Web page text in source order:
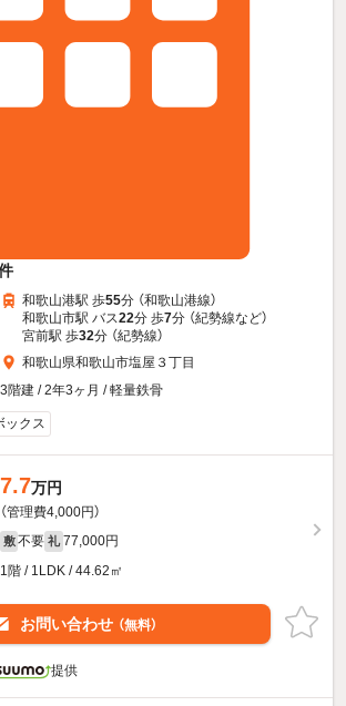
和歌山港駅 歩55分 （和歌山港線）
和歌山市駅 バス22分 歩7分 （紀勢線など）
宮前駅 歩32分 （紀勢線）
和歌山県和歌山市塩屋３丁目
3階建 / 2年3ヶ月 / 軽量鉄骨
ックス
7.7万円
（管理費4,000円）
敷 不要 礼 77,000円
1階 / 1LDK / 44.62㎡
お問い合わせ （無料）
提供